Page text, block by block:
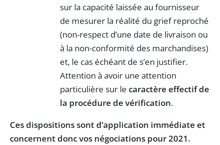
sur la capacité laissée au fournisseur
de mesurer la réalité du grief reproché
(non-respect d’une date de livraison ou
à la non-conformité des marchandises)
et, le cas échéant de s’en justifier.
Attention à avoir une attention
particulière sur le caractère effectif de
la procédure de vérification.
Ces dispositions sont d’application immédiate et
concernent donc vos négociations pour 2021.